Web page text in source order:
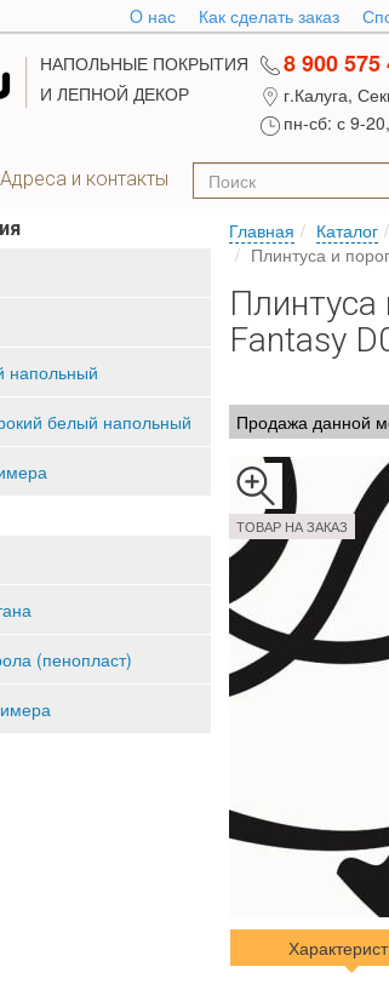
O нас Как сделать заказ
НАПОЛЬНЫЕ ПОКРЫТИЯ
И ЛЕПНОЙ ДЕКОР
8 900 575
г.Калуга,
пн-сб: с 9-
Адреса и контакты
напольный
белый напольный
(пенопласт)
Главная Каталог
Плинтуса и
Плинтуса
Fantasy
Продажа данной
ТОВАР НА ЗАКАЗ